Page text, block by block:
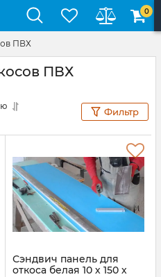
0
ПВХ
ПВХ
Фильтр
Сэндвич панель для
откоса белая 10 х 150 х